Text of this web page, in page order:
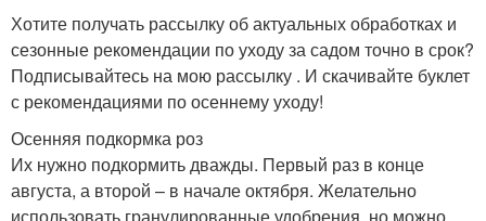
Хотите получать рассылку об актуальных обработках и
сезонные рекомендации по уходу за садом точно в срок?
Подписывайтесь на мою рассылку . И скачивайте буклет
с рекомендациями по осеннему уходу!
Осенняя подкормка роз
Их нужно подкормить дважды. Первый раз в конце
августа, а второй – в начале октября. Желательно
использовать гранулированные удобрения, но можно